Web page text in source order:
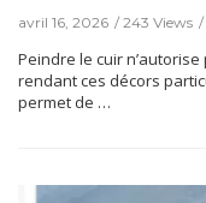
avril 16, 2026 243 Views
Peindre le cuir
rendant ces décors
permet de …